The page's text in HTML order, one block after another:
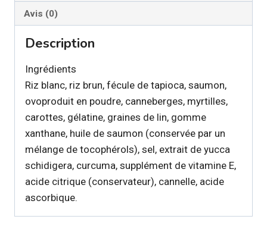
Avis (0)
Description
Ingrédients
Riz blanc, riz brun, fécule de tapioca, saumon,
ovoproduit en poudre, canneberges, myrtilles,
carottes, gélatine, graines de lin, gomme
xanthane, huile de saumon (conservée par un
mélange de tocophérols), sel, extrait de yucca
schidigera, curcuma, supplément de vitamine E,
acide citrique (conservateur), cannelle, acide
ascorbique.